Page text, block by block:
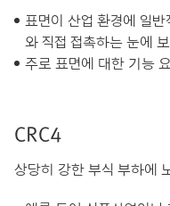
표면이 산업 환경에 일
와 직접 접촉하는 눈에
주로 표면에 대한 기능
CRC4
상당히 강한 부식 부하에